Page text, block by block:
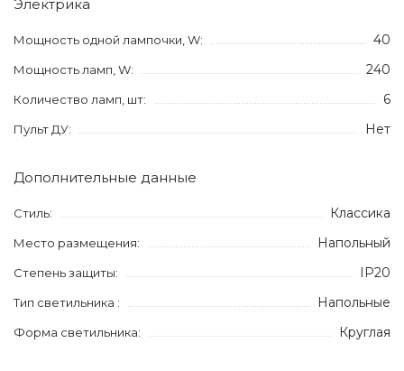
Электрика
Мощность одной лампочки, W: 40
Мощность ламп, W: 240
Количество ламп, шт: 6
Пульт ДУ: Нет
Дополнительные данные
Стиль: Классика
Место размещения: Напольный
Степень защиты: IP20
Тип светильника : Напольные
Форма светильника: Круглая